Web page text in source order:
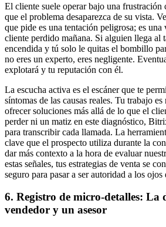
El cliente suele operar bajo una frustración
que el problema desaparezca de su vista.
que pide es una tentación peligrosa; es
cliente perdido mañana. Si alguien llega al
encendida y tú solo le quitas el bombillo
no eres un experto, eres negligente.
explotará y tu reputación con él.
La escucha activa es el escáner que te
síntomas de las causas reales. Tu trabajo
ofrecer soluciones más allá de lo que el
perder ni un matiz en este diagnóstico,
para transcribir cada llamada. La
clave que el prospecto utiliza durante la
dar más contexto a la hora de evaluar
estas señales, tus estrategias de venta se
seguro para pasar a ser autoridad a los ojos
6. Registro de micro-detalles: La
vendedor y un asesor